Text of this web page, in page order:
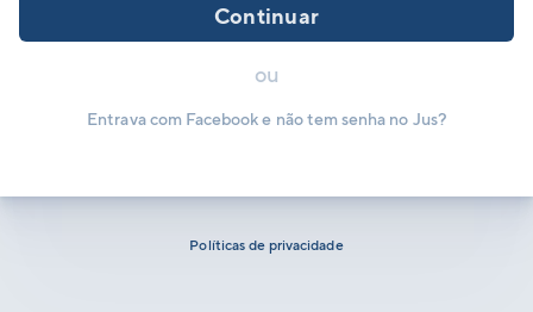
Continuar
ou
Entrava com Facebook e não tem senha no Jus?
Políticas de privacidade